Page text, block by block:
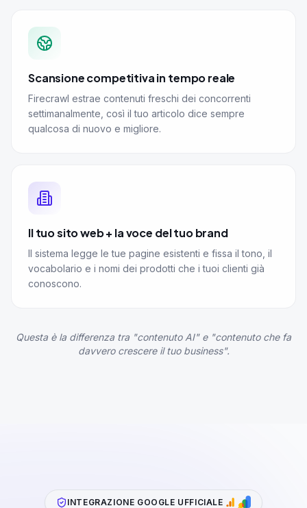
Scansione competitiva in tempo reale
Firecrawl estrae contenuti freschi dei concorrenti
settimanalmente, così il tuo articolo dice sempre
qualcosa di nuovo e migliore.
Il tuo sito web + la voce del tuo brand
Il sistema legge le tue pagine esistenti e fissa il tono, il
vocabolario e i nomi dei prodotti che i tuoi clienti già
conoscono.
Questa è la differenza tra "contenuto AI" e "contenuto che fa
davvero crescere il tuo business".
INTEGRAZIONE GOOGLE UFFICIALE